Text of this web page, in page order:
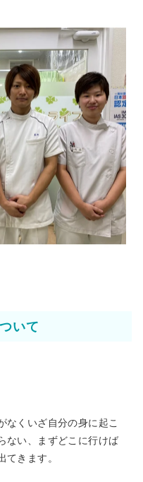
いて
なくいざ自分の身に起こ
ない、まずどこに行けば
きます。